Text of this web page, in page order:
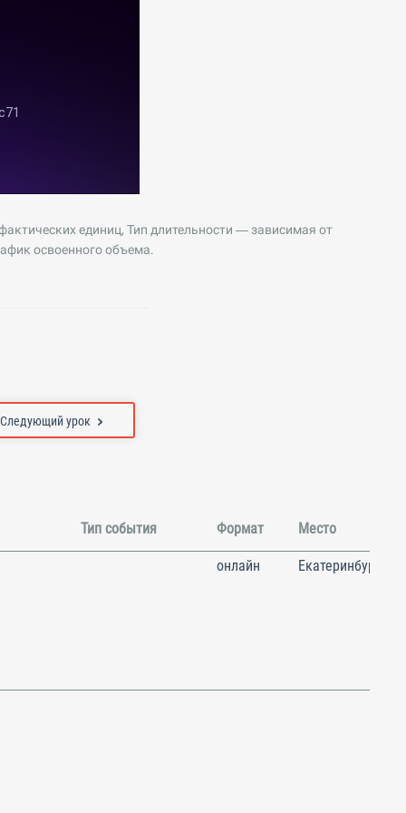
единиц, Тип длительности — зависимая от
освоенного объема.
Следующий урок
Тип события Формат Место
онлайн Екатеринбург